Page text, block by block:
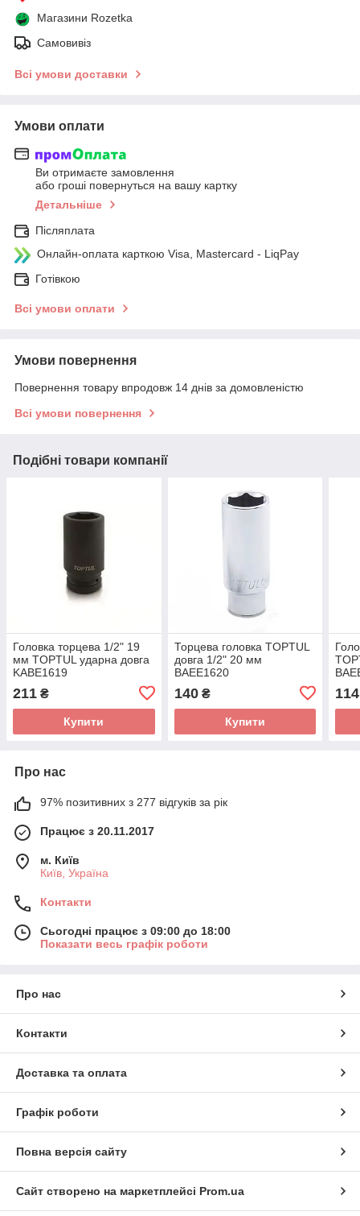
Магазини Rozetka
Самовивіз
Всі умови доставки
Умови оплати
Ви отримаєте замовлення
або гроші повернуться на вашу картку
Детальніше
Післяплата
Онлайн-оплата карткою Visa, Mastercard - LiqPay
Готівкою
Всі умови оплати
Умови повернення
Повернення товару впродовж 14 днів за домовленістю
Всі умови повернення
Подібні товари компанії
Головка торцева 1/2" 19
мм TOPTUL ударна довга
KABE1619
211 ₴
Купити
Торцева головка TOPTUL
довга 1/2" 20 мм
BAEE1620
140₴
Купити
114
Про нас
97% позитивних з 277 відгуків за рік
Працює з 20.11.2017
м. Київ
Київ, Україна
Контакти
Сьогодні працює з 09:00 до 18:00
Показати весь графік роботи
Про нас
Контакти
Доставка та оплата
Графік роботи
Повна версія сайту
Сайт створено на маркетплейсі Prom.ua